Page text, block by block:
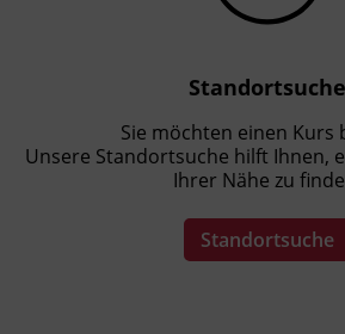
Standortsuche
Sie möchten einen Kurs
Unsere Standortsuche hilft Ihnen,
Ihrer Nähe zu
Standortsuche